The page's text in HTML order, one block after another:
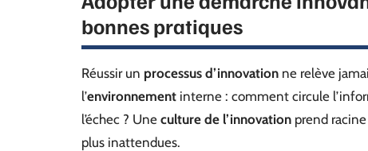
bonnes pratiques
Réussir un processus d’innovation ne relève
l’environnement interne : comment circule
l’échec ? Une culture de l’innovation prend
plus inattendues.